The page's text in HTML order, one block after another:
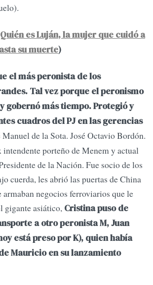
Quién es Luján, la mujer que cuidó a
su muerte)
el más peronista de los
Tal vez porque el peronismo
gobernó más tiempo.Protegió y
cuadros del PJ en las gerencias
Manuel de la Sota. José Octavio Bordón.
intendente porteño de Menem y actual
de la Nación. Fue socio de los
cuerda, les abrió las puertas de China
armaban negocios ferroviarios que le
gigante asiático, Cristina puso de
a otro peronista M, Juan
está preso por K), quien había
Mauricio en su lanzamiento